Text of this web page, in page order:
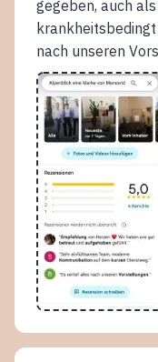
gegeben, auch
nach unseren